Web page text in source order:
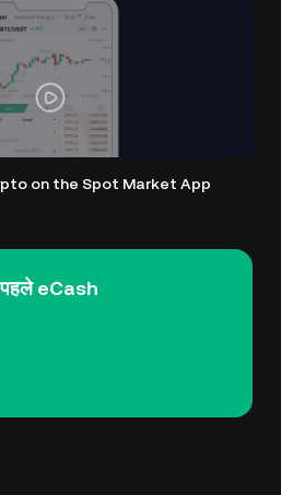
on the Spot Market App
eCash